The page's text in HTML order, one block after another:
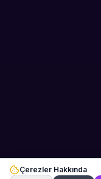
Çerezler Hakkında